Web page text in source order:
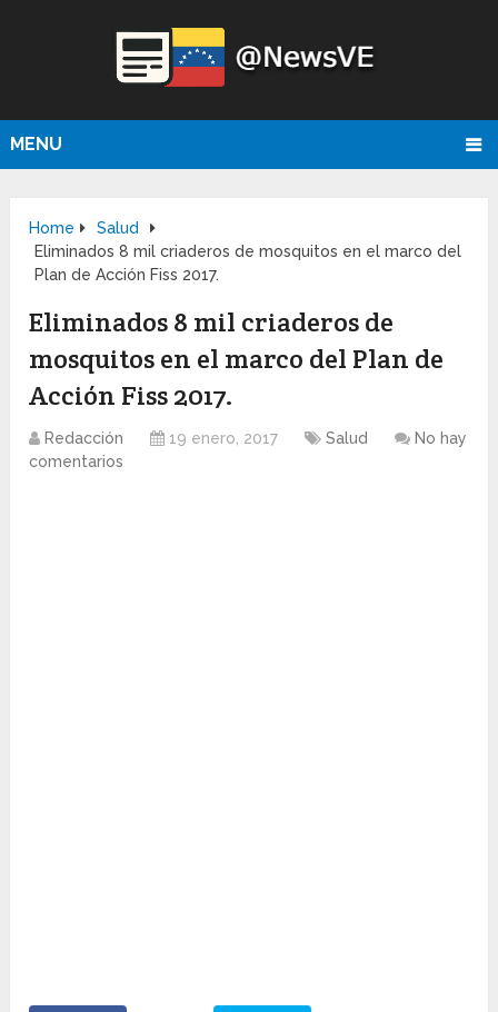
MENU
Home
Salud
Eliminados 8 mil criaderos de mosquitos en el marco del
Plan de Acción Fiss 2017.
Eliminados 8 mil criaderos de
mosquitos en el marco del Plan de
Acción Fiss 2017.
Redacción 19 enero, 2017 Salud
No hay
comentarios